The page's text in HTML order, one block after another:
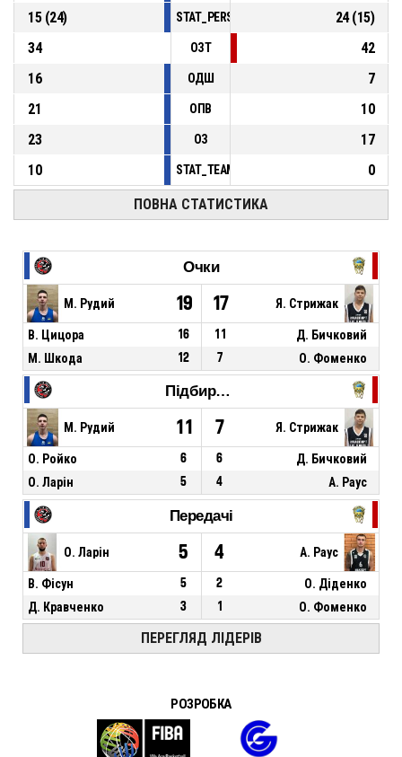
15(24) 24(15)
34
ОЗТ
42
16
ОДШ
7
21
ОПВ
10
23
ОЗ
17
10
0
ПОВНА СТАТИСТИКА
Очки
М. Рудий 19 17 Я. Стрижак
В. Цицора 16 11
Д. Бичковий
М. Шкода
12 7 О. Фоменко
Підбирання
М. Рудий 11 7 Я. Стрижак
О. Ройко 6 6
Д. Бичковий
О. Ларін
5 4 А. Раус
Передачі
О. Ларін 5 4 А. Раус
В. Фісун 5 2
О. Діденко
Д. Кравченко
3 1 О. Фоменко
ПЕРЕГЛЯД ЛІДЕРІВ
РОЗРОБКА